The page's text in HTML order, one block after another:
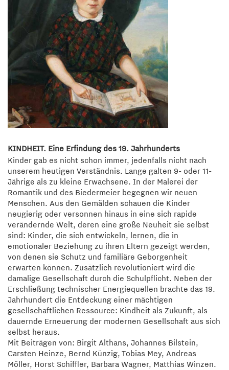
KINDHEIT. Eine Erfindung des 19. Jahrhunderts
Kinder gab es nicht schon immer, jedenfalls nicht nach
unserem heutigen Verständnis. Lange galten 9- oder 11-
Jährige als zu kleine Erwachsene. In der Malerei der
Romantik und des Biedermeier begegnen wir neuen
Menschen. Aus den Gemälden schauen die Kinder
neugierig oder versonnen hinaus in eine sich rapide
verändernde Welt, deren eine große Neuheit sie selbst
sind: Kinder, die sich entwickeln, lernen, die in
emotionaler Beziehung zu ihren Eltern gezeigt werden,
von denen sie Schutz und familiäre Geborgenheit
erwarten können. Zusätzlich revolutioniert wird die
damalige Gesellschaft durch die Schulpflicht. Neben der
Erschließung technischer Energiequellen brachte das 19.
Jahrhundert die Entdeckung einer mächtigen
gesellschaftlichen Ressource: Kindheit als Zukunft, als
dauernde Erneuerung der modernen Gesellschaft aus sich
selbst heraus.
Mit Beiträgen von: Birgit Althans, Johannes Bilstein,
Carsten Heinze, Bernd Künzig, Tobias Mey, Andreas
Möller, Horst Schiffler, Barbara Wagner, Matthias Winzen.